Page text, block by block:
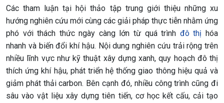
Các tham luận tại hội thảo tập trung giới thiệu những xu
hướng nghiên cứu mới cùng các giải pháp thực tiễn nhằm ứng
phó với thách thức ngày càng lớn từ quá trình đô thị hóa
nhanh và biến đổi khí hậu. Nội dung nghiên cứu trải rộng trên
nhiều lĩnh vực như kỹ thuật xây dựng xanh, quy hoạch đô thị
thích ứng khí hậu, phát triển hệ thống giao thông hiệu quả và
giảm phát thải carbon. Bên cạnh đó, nhiều công trình cũng đi
sâu vào vật liệu xây dựng tiên tiến, cơ học kết cấu, cải tạo